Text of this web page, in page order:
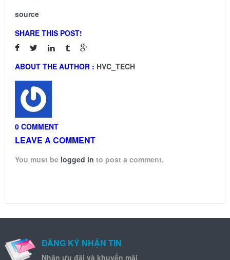
source
SHARE THIS POST!
ABOUT THE AUTHOR : HVC_TECH
0 COMMENT
LEAVE A COMMENT
You must be logged in to post a comment.
ĐĂNG KÝ NHẬN TIN
Nhận ưu đãi và khuyến mãi